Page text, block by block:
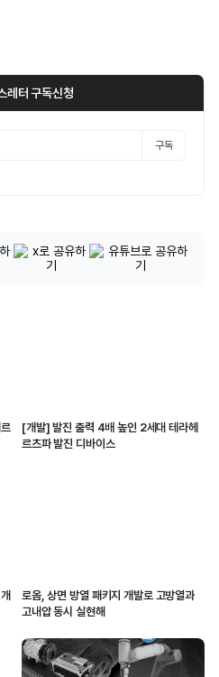
레터 구독신청
구독
[개발] 발진 출력 4배 높인 2세대 테라헤
르츠파 발진 디바이스
로옴, 상면 방열 패키지 개발로 고방열과
고내압 동시 실현해